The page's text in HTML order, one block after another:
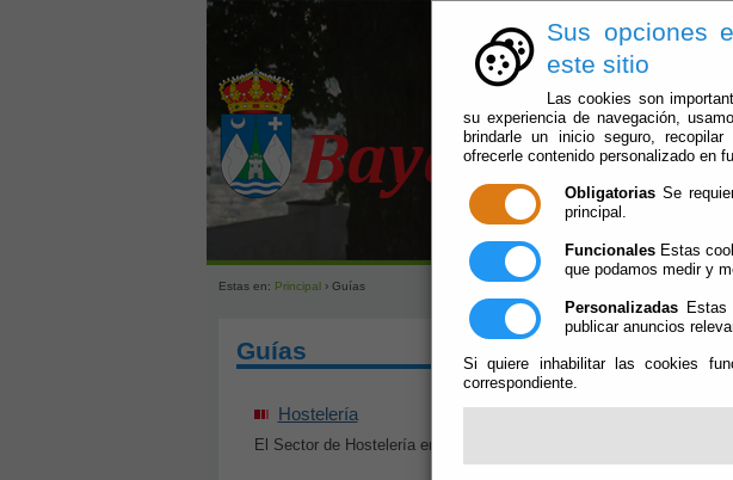
Sus opciones
este sitio
Las cookies son
su experiencia de navegación,
brindarle un inicio seguro,
ofrecerle contenido personalizado en
Obligatorias Se
principal.
Funcionales Estas
que podamos medir y
Personalizadas Estas
publicar anuncios
Si quiere inhabilitar las cookies
correspondiente.
Estas en: Principal› Guías
Guías
Hostelería
El Sector de Hostelería en Bayárcal
Comercios
Comercios de